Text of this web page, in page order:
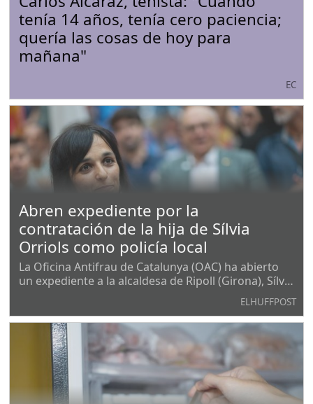
tenía 14 años, tenía cero paciencia;
quería las cosas de hoy para
mañana"
EC
Abren expediente por la
contratación de la hija de Sílvia
Orriols como policía local
La Oficina Antifrau de Catalunya (OAC) ha abierto
un expediente a la alcaldesa de Ripoll (Girona), Sílvia
Orriols, por presuntas irregularidades en la
contratación de su hija como policía local. El
procedimiento en la OAC responde a una denuncia,
ELHUFFPOST